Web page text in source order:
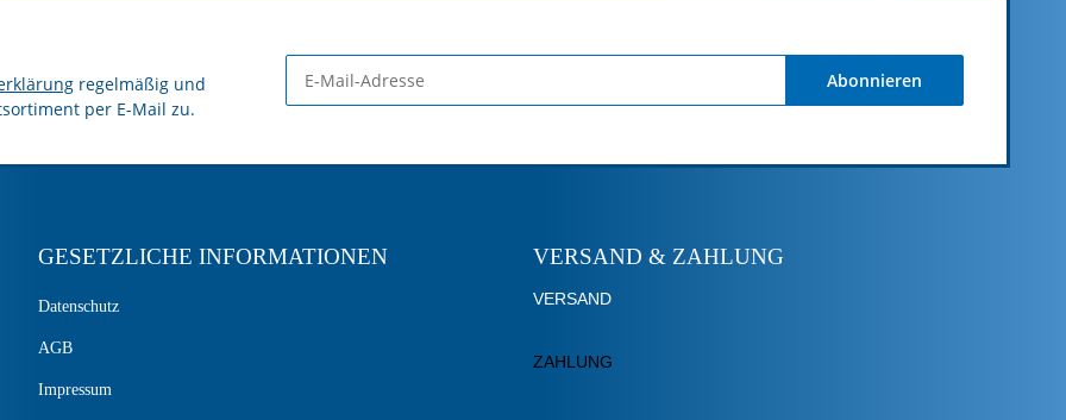
regelmäßig und
per E-Mail zu.
Abonnieren
GESETZLICHE INFORMATIONEN
Datenschutz
AGB
Impressum
VERSAND & ZAHLUNG
VERSAND
ZAHLUNG